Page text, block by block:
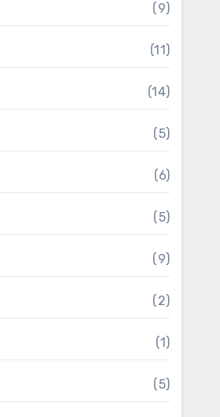
(9)
(11)
(14)
(5)
(6)
(5)
(9)
(2)
(1)
(5)